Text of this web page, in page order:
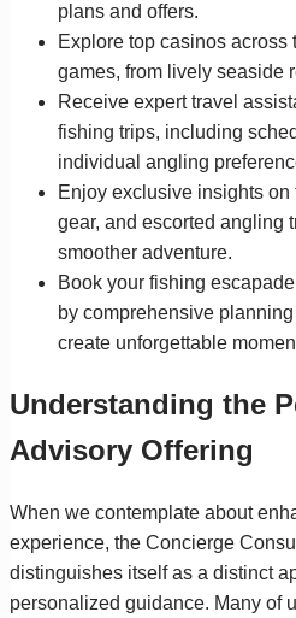
plans and offers.
Explore top casinos
games, from lively seaside
Receive expert travel
fishing trips, including
individual angling
Enjoy exclusive insights
gear, and escorted angling
smoother adventure.
Book your fishing
by comprehensive
create unforgettable
Understanding the
Advisory Offering
When we contemplate about
experience, the Concierge
distinguishes itself as a distinct
personalized guidance. Many of